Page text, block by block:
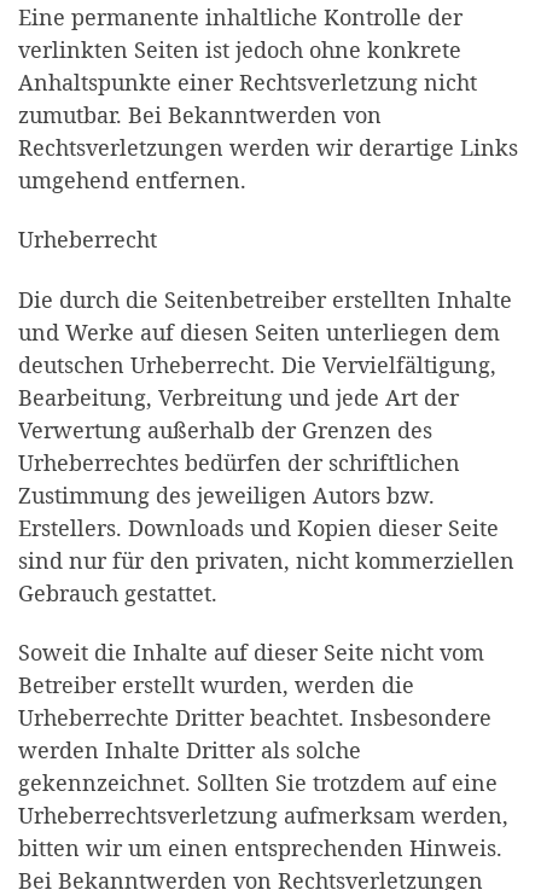
Eine permanente inhaltliche Kontrolle der
verlinkten Seiten ist jedoch ohne konkrete
Anhaltspunkte einer Rechtsverletzung nicht
zumutbar. Bei Bekanntwerden von
Rechtsverletzungen werden wir derartige Links
umgehend entfernen.
Urheberrecht
Die durch die Seitenbetreiber erstellten Inhalte
und Werke auf diesen Seiten unterliegen dem
deutschen Urheberrecht. Die Vervielfältigung,
Bearbeitung, Verbreitung und jede Art der
Verwertung außerhalb der Grenzen des
Urheberrechtes bedürfen der schriftlichen
Zustimmung des jeweiligen Autors bzw.
Erstellers. Downloads und Kopien dieser Seite
sind nur für den privaten, nicht kommerziellen
Gebrauch gestattet.
Soweit die Inhalte auf dieser Seite nicht vom
Betreiber erstellt wurden, werden die
Urheberrechte Dritter beachtet. Insbesondere
werden Inhalte Dritter als solche
gekennzeichnet. Sollten Sie trotzdem auf eine
Urheberrechtsverletzung aufmerksam werden,
bitten wir um einen entsprechenden Hinweis.
Bei Bekanntwerden von Rechtsverletzungen